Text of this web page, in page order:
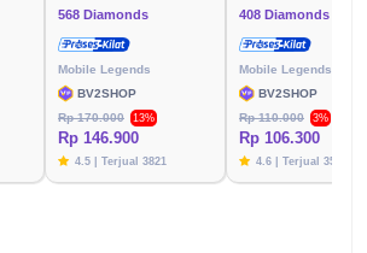
568 Diamonds
Mobile Legends
BV2SHOP
Rp 170.000
13%
Rp 146.900
4.5 | Terjual 3821
408 Diamonds
Mobile Legends
BV2SHOP
Rp 110.000
3%
Rp 106.300
4.6 | Terjual 3576